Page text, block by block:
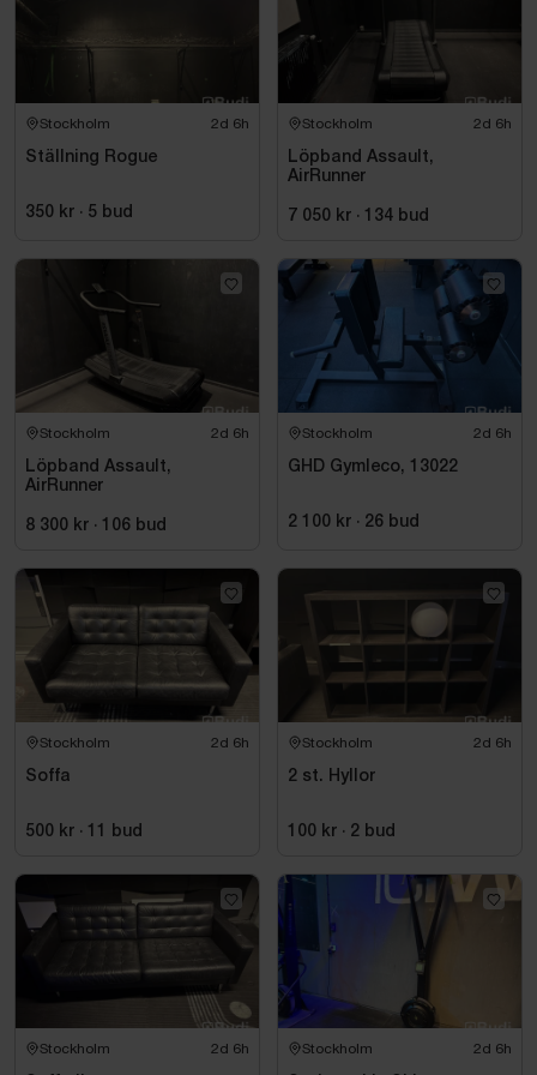
Stockholm 2d 6h
Ställning Rogue
350 kr · 5 bud
Stockholm 2d 6h
Löpband Assault,
AirRunner
7 050 kr · 134 bud
Stockholm 2d 6h
Löpband Assault,
AirRunner
8 300 kr · 106 bud
Stockholm 2d 6h
GHD Gymleco, 13022
2 100 kr · 26 bud
Stockholm 2d 6h
Soffa
500 kr · 11 bud
Stockholm 2d 6h
2 st. Hyllor
100 kr · 2 bud
Stockholm 2d 6h Stockholm 2d 6h